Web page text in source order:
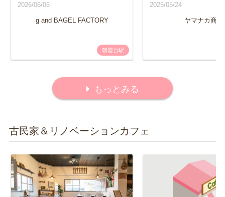
2026/06/06
g and BAGEL FACTORY
朝霞台駅
2025/05/24
ヤマナカ商店
もっとみる
古民家＆リノベーションカフェ